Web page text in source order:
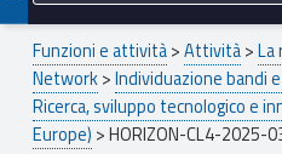
Breadcrumbs navigation
Funzioni e attività>Attività>La
Network>Individuazione bandi
Ricerca, sviluppo tecnologico e
Europe) >HORIZON-CL4-2025-